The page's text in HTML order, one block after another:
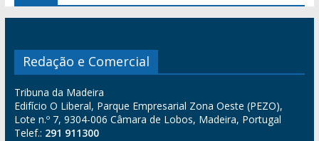
Redação e Comercial
Tribuna da Madeira
Edifício O Liberal, Parque Empresarial Zona Oeste (PEZO),
Lote n.º 7, 9304-006 Câmara de Lobos, Madeira, Portugal
Telef.: 291 911300